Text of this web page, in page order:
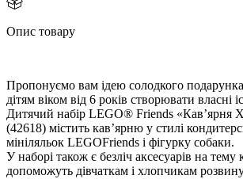
Опис товару
Пропонуємо вам ідею солодкого
дітям віком від 6 років створювати власні
Дитячий набір LEGO® Friends «Кавʼярня
(42618) містить кавʼярню у стилі
мініляльок LEGOFriends і фігурку собаки.
У наборі також є безліч аксесуарів на тему
допоможуть дівчаткам і хлопчикам